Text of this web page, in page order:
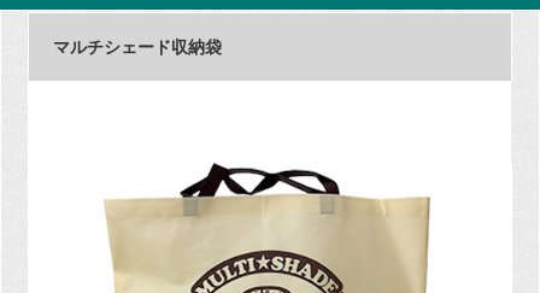
マルチシェード収納袋